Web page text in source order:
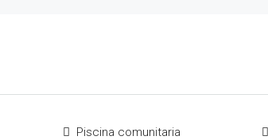
Piscina comunitaria